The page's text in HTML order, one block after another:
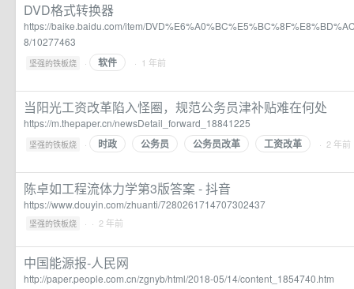
DVD格式转换器
https://baike.baidu.com/item/
8/10277463
坚强的铁板烧 · 软件 · 1 年前
当阳光工资改革陷入怪圈，规范公务员津补贴难在何处
https://m.thepaper.cn/newsDetail_forward_18841225
坚强的铁板烧 · 时政 公务员 公务员改革 工资改革 · 2 年前
陈卓如工程流体力学第3版答案 - 抖音
https://www.douyin.com/zhuanti/7280261714707302437
坚强的铁板烧 · · 2 年前
中国能源报-人民网
http://paper.people.com.cn/zgnyb/html/2018-05/14/content_1854740.htm